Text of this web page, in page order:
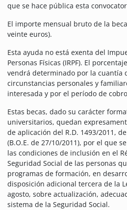
que se hace pública esta
El importe mensual bruto de la
veinte euros).
Esta ayuda no está exenta del
Personas Físicas (IRPF). El
vendrá determinado por la cuantía
circunstancias personales y
interesada y por el período de
Estas becas, dado su carácter
universitarios, quedan
de aplicación del R.D. 1493/2011,
(B.O.E. de 27/10/2011), por el que
las condiciones de inclusión en el
Seguridad Social de las personas
programas de formación, en
disposición adicional tercera de la
agosto, sobre actualización,
sistema de la Seguridad Social.